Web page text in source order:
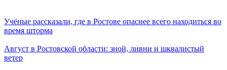
Учёные рассказали, где в Ростове опаснее всего находиться во
время шторма
Август в Ростовской области: зной, ливни и шквалистый
ветер